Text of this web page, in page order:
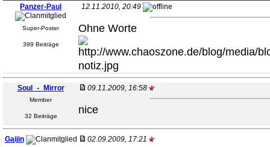
Panzer-Paul
Super-Poster
399 Beiträge
12.11.2010, 20:49
Ohne Worte
Soul_-_Mirror
Member
32 Beiträge
09.11.2009, 16:58
nice
Gaijin 02.09.2009, 17:21